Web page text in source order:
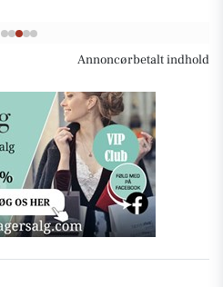
Annoncørbetalt indhold